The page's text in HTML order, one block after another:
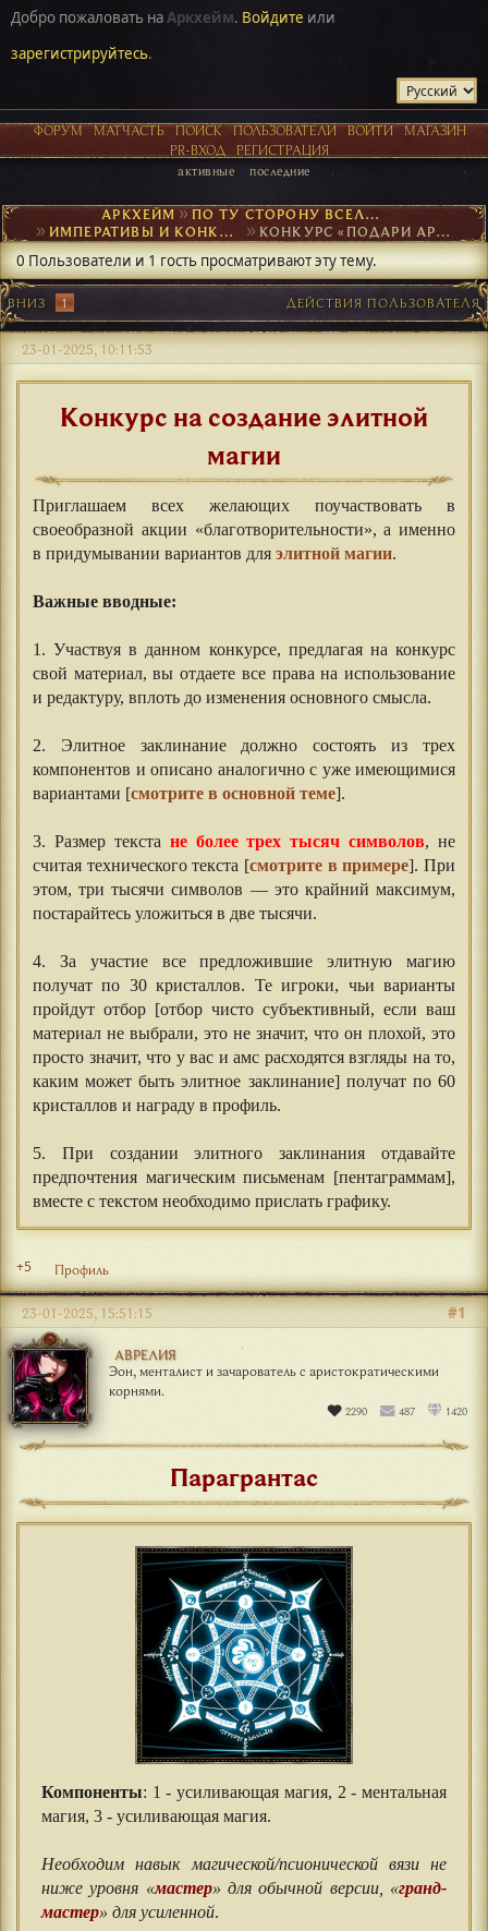
Добро пожаловать наАркхейм. Войдите или
зарегистрируйтесь.
ФОРУМ МАТЧАСТЬ ПОИСК ПОЛЬЗОВАТЕЛИ ВОЙТИ
МАГАЗИН
PR-ВХОД
РЕГИСТРАЦИЯ
активные последние
АРКХЕЙМ► ПО ТУ СТОРОНУ ВСЕЛЕННОЙ
► ИМПЕРАТИВЫ И КОНКУРСЫ ► КОНКУРС «ПОДАРИ АРКХЕЙМУ ЭЛИТКУ»
0 Пользователи и 1 гость просматривают эту тему.
ВНИЗ 1 ДЕЙСТВИЯ ПОЛЬЗОВАТЕЛЯ
23-01-2025, 10:11:53
Конкурс на создание элитной
магии
Приглашаем всех желающих поучаствовать в
своеобразной акции «благотворительности», а именно
в придумывании вариантов для элитной магии.
Важные вводные:
1. Участвуя в данном конкурсе, предлагая на конкурс
свой материал, вы отдаете все права на использование
и редактуру, вплоть до изменения основного смысла.
2. Элитное заклинание должно состоять из трех
компонентов и описано аналогично с уже имеющимися
вариантами [смотрите в основной теме].
3. Размер текста не более трех тысяч символов, не
считая технического текста [смотрите в примере]. При
этом, три тысячи символов — это крайний максимум,
постарайтесь уложиться в две тысячи.
4. За участие все предложившие элитную магию
получат по 30 кристаллов. Те игроки, чьи варианты
пройдут отбор [отбор чисто субъективный, если ваш
материал не выбрали, это не значит, что он плохой, это
просто значит, что у вас и амс расходятся взгляды на то,
каким может быть элитное заклинание] получат по 60
кристаллов и награду в профиль.
5. При создании элитного заклинания отдавайте
предпочтения магическим письменам [пентаграммам],
вместе с текстом необходимо прислать графику.
+5 Профиль
АВРЕЛИЯ
Эон, менталист и зачарователь с аристократическими
корнями.
2290 487 1420
#1
23-01-2025, 15:51:15
Парагрантас
Компоненты: 1 - усиливающая магия, 2 - ментальная
магия, 3 - усиливающая магия.
Необходим навык магической/псионической вязи не
ниже уровня «мастер» для обычной версии, «гранд-
мастер» для усиленной.